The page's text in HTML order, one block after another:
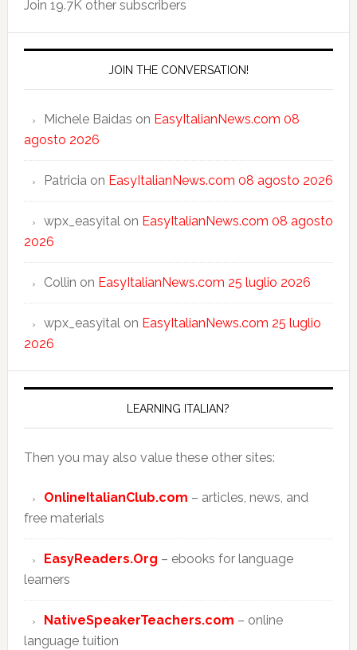
Join 19.7K other subscribers
JOIN THE CONVERSATION!
Michele Baidas on EasyItalianNews.com 08
agosto 2026
Patriciaon EasyItalianNews.com 08 agosto 2026
wpx_easyitalon EasyItalianNews.com 08 agosto
2026
Collin on EasyItalianNews.com 25 luglio 2026
wpx_easyitalon EasyItalianNews.com 25 luglio
2026
LEARNING ITALIAN?
Then you may also value these other sites:
OnlineItalianClub.com – articles, news, and
free materials
EasyReaders.Org – ebooks for language
learners
NativeSpeakerTeachers.com – online
language tuition